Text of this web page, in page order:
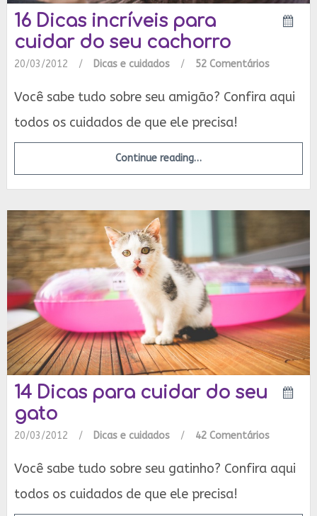
16 Dicas incríveis para
cuidar do seu cachorro
20/03/2012 / Dicas e cuidados / 52 Comentários
Você sabe tudo sobre seu amigão? Confira aqui
todos os cuidados de que ele precisa!
Continue reading…
14 Dicas para cuidar do seu
gato
20/03/2012 / Dicas e cuidados / 42 Comentários
Você sabe tudo sobre seu gatinho? Confira aqui
todos os cuidados de que ele precisa!